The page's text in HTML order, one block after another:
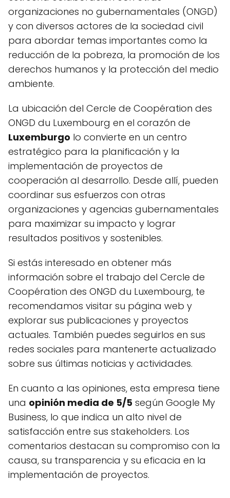
organizaciones no gubernamentales (ONGD)
y con diversos actores de la sociedad civil
para abordar temas importantes como la
reducción de la pobreza, la promoción de los
derechos humanos y la protección del medio
ambiente.
La ubicación del Cercle de Coopération des
ONGD du Luxembourg en el corazón de
Luxemburgo lo convierte en un centro
estratégico para la planificación y la
implementación de proyectos de
cooperación al desarrollo. Desde allí, pueden
coordinar sus esfuerzos con otras
organizaciones y agencias gubernamentales
para maximizar su impacto y lograr
resultados positivos y sostenibles.
Si estás interesado en obtener más
información sobre el trabajo del Cercle de
Coopération des ONGD du Luxembourg, te
recomendamos visitar su página web y
explorar sus publicaciones y proyectos
actuales. También puedes seguirlos en sus
redes sociales para mantenerte actualizado
sobre sus últimas noticias y actividades.
En cuanto a las opiniones, esta empresa tiene
una opinión media de 5/5 según Google My
Business, lo que indica un alto nivel de
satisfacción entre sus stakeholders. Los
comentarios destacan su compromiso con la
causa, su transparencia y su eficacia en la
implementación de proyectos.